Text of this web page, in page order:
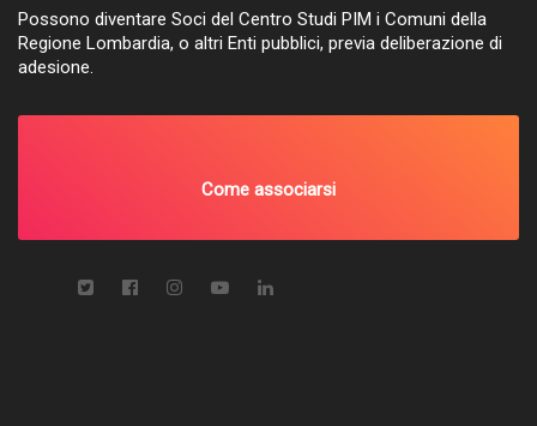
Possono diventare Soci del Centro Studi PIM i Comuni della
Regione Lombardia, o altri Enti pubblici, previa deliberazione di
adesione.
Come associarsi